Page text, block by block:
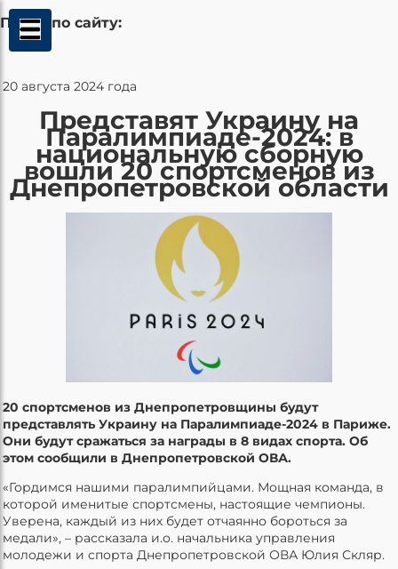
Поиск по сайту:
20 августа 2024 года
Представят Украину на
Паралимпиаде-2024: в
национальную сборную
вошли 20 спортсменов из
Днепропетровской области
20 спортсменов из Днепропетровщины будут
представлять Украину на Паралимпиаде-2024 в Париже.
Они будут сражаться за награды в 8 видах спорта. Об
этом сообщили в Днепропетровской ОВА.
«Гордимся нашими паралимпийцами. Мощная команда, в
которой именитые спортсмены, настоящие чемпионы.
Уверена, каждый из них будет отчаянно бороться за
медали», – рассказала и.о. начальника управления
молодежи и спорта Днепропетровской ОВА Юлия Скляр.